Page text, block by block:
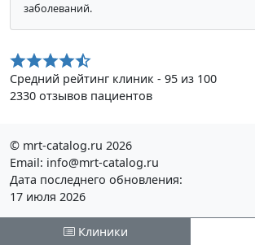
заболеваний.
Средний рейтинг клиник - 95 из 100
2330 отзывов пациентов
Клиники
© mrt-catalog.ru 2026
Email: info@mrt-catalog.ru
Дата последнего обновления:
17 июля 2026
Ознакомтесь с условиями
Политики
Публичной оферты